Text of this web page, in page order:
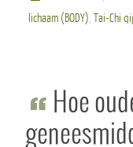
lichaam (BODY), Tai-Chi
Hoe